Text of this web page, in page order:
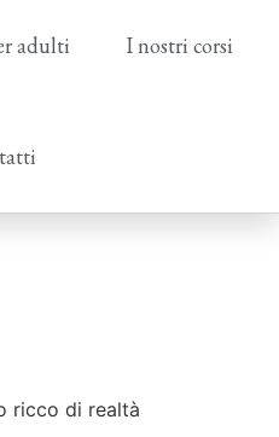
adulti I nostri corsi
ricco di realtà